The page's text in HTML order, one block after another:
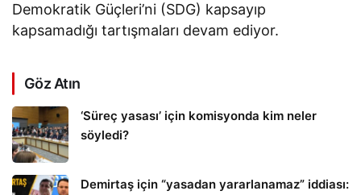
Demokratik Güçleri’ni (SDG) kapsayıp
kapsamadığı tartışmaları devam ediyor.
Göz Atın
‘Süreç yasası’ için komisyonda kim neler
söyledi?
Demirtaş için “yasadan yararlanamaz” iddiası: